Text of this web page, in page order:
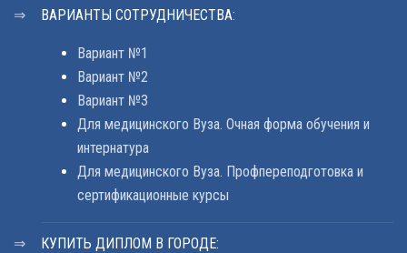
ВАРИАНТЫ СОТРУДНИЧЕСТВА:
Вариант №1
Вариант №2
Вариант №3
Для медицинского Вуза. Очная форма обучения и
интернатура
Для медицинского Вуза. Профпереподготовка и
сертификационные курсы
КУПИТЬ ДИПЛОМ В ГОРОДЕ: